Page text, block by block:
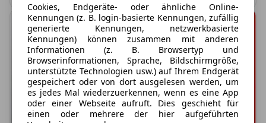
Cookies, Endgeräte- oder ähnliche Online-
Kennungen (z. B. login-basierte Kennungen, zufällig
generierte Kennungen, netzwerkbasierte
Kennungen) können zusammen mit anderen
Informationen (z. B. Browsertyp und
Browserinformationen, Sprache, Bildschirmgröße,
unterstützte Technologien usw.) auf Ihrem Endgerät
gespeichert oder von dort ausgelesen werden, um
es jedes Mal wiederzuerkennen, wenn es eine App
oder einer Webseite aufruft. Dies geschieht für
einen oder mehrere der hier aufgeführten